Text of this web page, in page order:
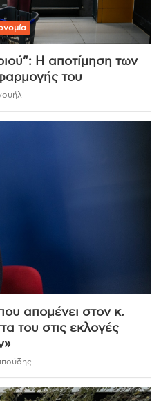
Η αποτίμηση των
του
απομένει στον κ.
του στις εκλογές